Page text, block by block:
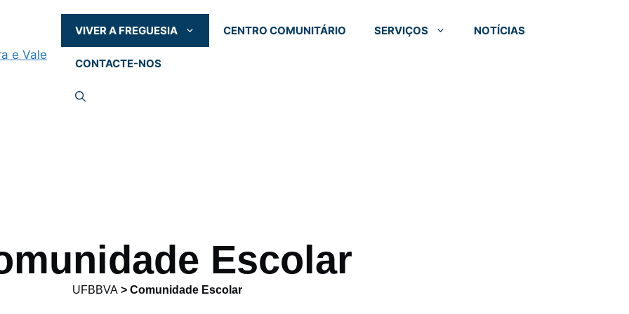
VIVER A FREGUESIA CENTRO COMUNITÁRIO SERVIÇOS NOTÍCIAS
CONTACTE-NOS
Escolar
UFBBVA > Comunidade Escolar